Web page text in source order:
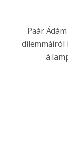
Paár
dilemmáiról